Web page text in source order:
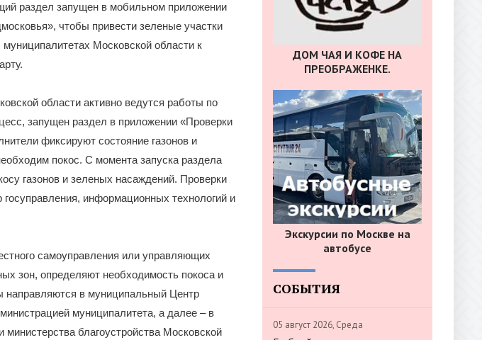
раздел запущен в мобильном приложении
чтобы привести зеленые участки
муниципалитетах Московской области к
области активно ведутся работы по
запущен раздел в приложении «Проверки
фиксируют состояние газонов и
покос. С момента запуска раздела
газонов и зеленых насаждений. Проверки
информационных технологий и
самоуправления или управляющих
зон, определяют необходимость покоса и
направляются в муниципальный Центр
муниципалитета, а далее – в
благоустройства Московской
ДОМ ЧАЯ И КОФЕ НА
ПРЕОБРАЖЕНКЕ.
Экскурсии по Москве на
автобусе
СОБЫТИЯ
05 август 2026, Среда